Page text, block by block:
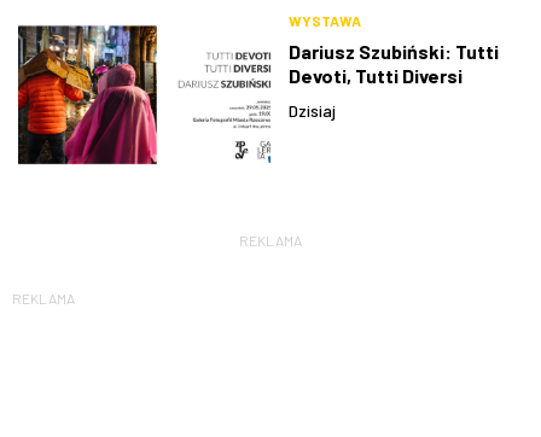
WYSTAWA
Dariusz Szubiński: Tutti
Devoti, Tutti Diversi
Dzisiaj
REKLAMA
REKLAMA